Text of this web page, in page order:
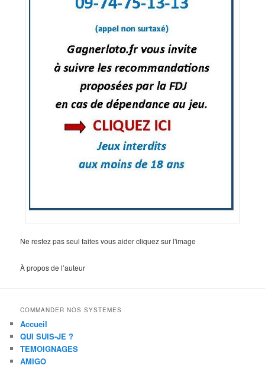
Ne restez pas seul faites vous aider cliquez sur l'image
À propos de l’auteur
COMMANDER NOS SYSTEMES
Accueil
QUI SUIS-JE ?
TEMOIGNAGES
AMIGO